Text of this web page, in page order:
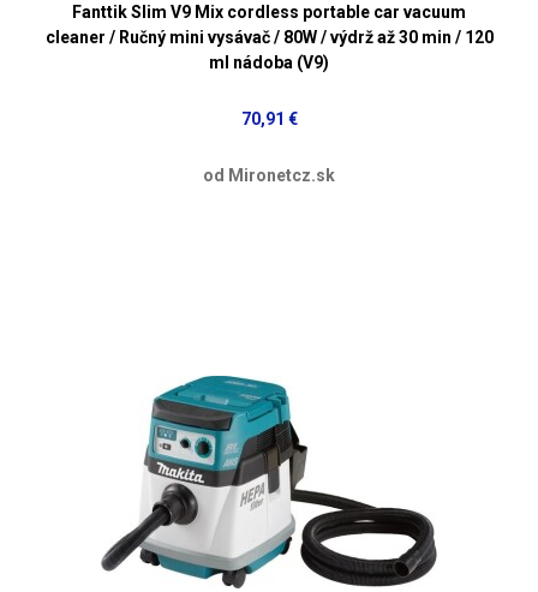
Fanttik Slim V9 Mix cordless portable car vacuum
cleaner / Ručný mini vysávač / 80W / výdrž až 30 min / 120
ml nádoba (V9)
70,91 €
od Mironetcz.sk